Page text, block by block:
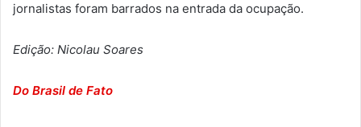
jornalistas foram barrados na entrada da ocupação.
Edição: Nicolau Soares
Do Brasil de Fato